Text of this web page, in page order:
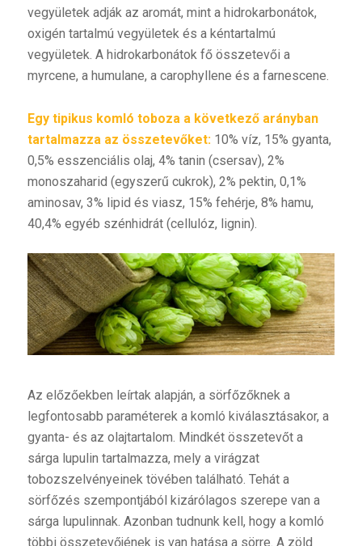
vegyületek adják az aromát, mint a hidrokarbonátok,
oxigén tartalmú vegyületek és a kéntartalmú
vegyületek. A hidrokarbonátok fő összetevői a
myrcene, a humulane, a carophyllene és a farnescene.
Egy tipikus komló toboza a következő arányban
tartalmazza az összetevőket:10% víz, 15% gyanta,
0,5% esszenciális olaj, 4% tanin (csersav), 2%
monoszaharid (egyszerű cukrok), 2% pektin, 0,1%
aminosav, 3% lipid és viasz, 15% fehérje, 8% hamu,
40,4% egyéb szénhidrát (cellulóz, lignin).
Az előzőekben leírtak alapján, a sörfőzőknek a
legfontosabb paraméterek a komló kiválasztásakor, a
gyanta- és az olajtartalom. Mindkét összetevőt a
sárga lupulin tartalmazza, mely a virágzat
tobozszelvényeinek tövében található. Tehát a
sörfőzés szempontjából kizárólagos szerepe van a
sárga lupulinnak. Azonban tudnunk kell, hogy a komló
többi összetevőjének is van hatása a sörre. A zöld